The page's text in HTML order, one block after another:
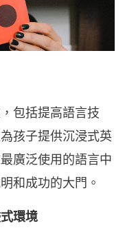
包括提高語言技
孩子提供沉浸式英
廣泛使用的語言中
和成功的大門。
環境